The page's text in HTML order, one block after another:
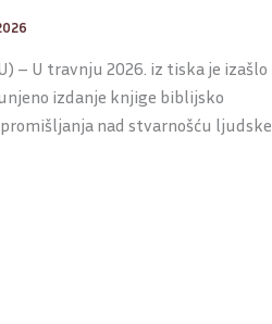
– U travnju 2026. iz tiska je izašlo
izdanje knjige biblijsko
nad stvarnošću ljudske